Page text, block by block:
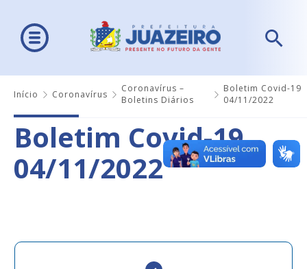
Início Coronavírus
Coronavírus –
Boletins Diários
Boletim Covid-19
04/11/2022
Boletim Covid-19
04/11/2022